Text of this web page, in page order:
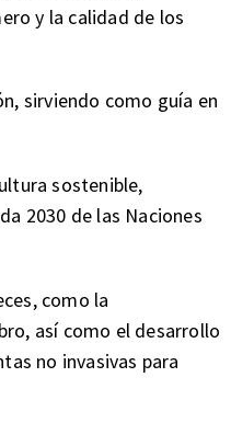
y la calidad de los
sirviendo como guía en
sostenible,
2030 de las Naciones
como la
así como el desarrollo
no invasivas para